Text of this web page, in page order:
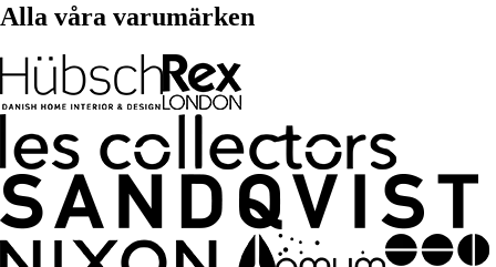
Alla våra varumärken